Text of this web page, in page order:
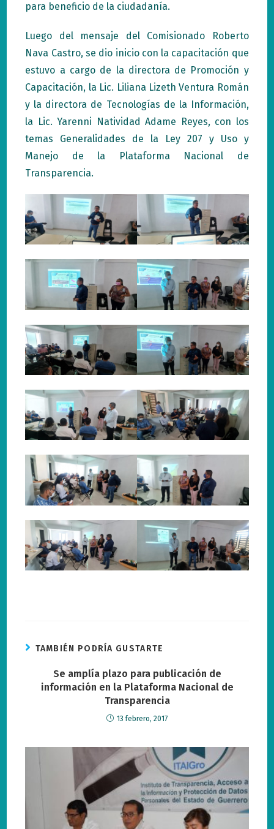
para beneficio de la ciudadanía.
Luego del mensaje del Comisionado Roberto
Nava Castro, se dio inicio con la capacitación que
estuvo a cargo de la directora de Promoción y
Capacitación, la Lic. Liliana Lizeth Ventura Román
y la directora de Tecnologías de la Información,
la Lic. Yarenni Natividad Adame Reyes, con los
temas Generalidades de la Ley 207 y Uso y
Manejo de la Plataforma Nacional de
Transparencia.
TAMBIÉN PODRÍA GUSTARTE
Se amplía plazo para publicación de
información en la Plataforma Nacional de
Transparencia
13 febrero, 2017